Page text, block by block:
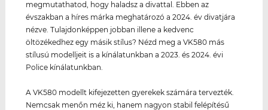
megmutathatod, hogy haladsz a divattal. Ebben az
évszakban a híres márka meghatározó a 2024. év divatjára
nézve. Tulajdonképpen jobban illene a kedvenc
öltözékedhez egy másik stílus? Nézd meg a VK580 más
stílusú modelljeit is a kínálatunkban a 2023. és 2024. évi
Police kínálatunkban.
A VK580 modellt kifejezetten gyerekek számára tervezték.
Nemcsak menőn méz ki, hanem nagyon stabil felépítésű